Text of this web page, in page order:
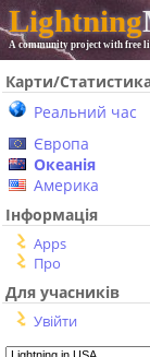
Lightning
A community project with free
Карти/
Реальний час
Європа
Океанія
Америка
Інформація
Apps
Про
Для учасників
Увійти